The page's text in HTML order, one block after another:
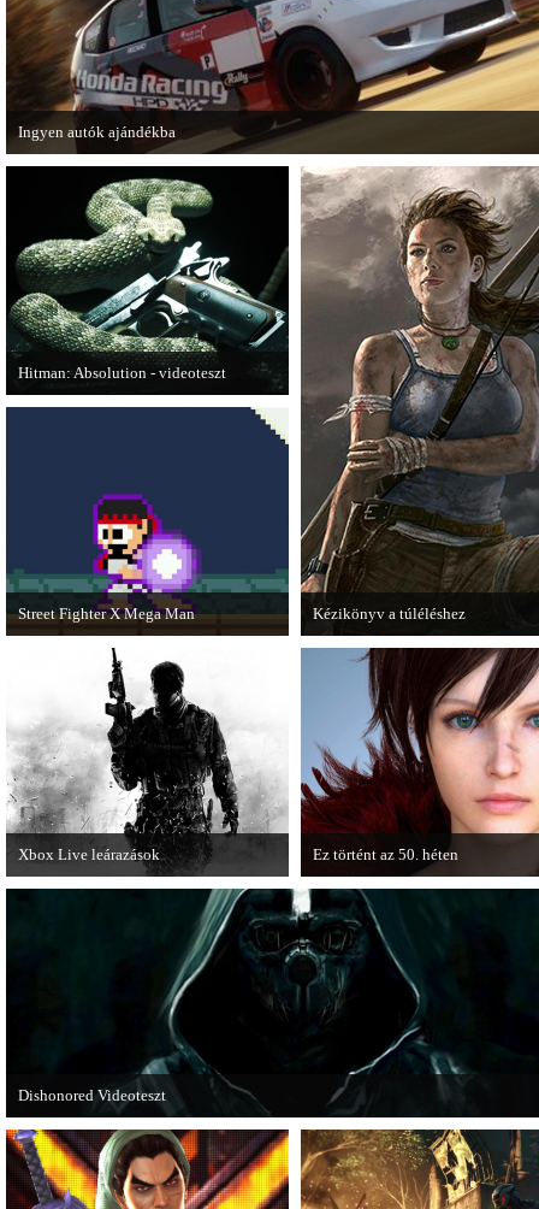
Ingyen autók ajándékba
A Forza Horizon készítői ingyenesen letölthető autókkal kedveskednek a
Hitman: Absolution - videoteszt
A PC Gurutól Bate és Chris mutatják be
Kézikönyv a túléléshez
A Tomb Raider sem ússza meg a
manapság már kötelező
Street Fighter X Mega Man
A Capcom ismert karakterei ismét
összecsapnak - ingyenesen letölthető a
Street Fighter X Mega Man.
Xbox Live leárazások
December 18-án az Xbox Live
rendszerében is elkezdődnek a
Ez történt az 50. héten
A héten nagyot villantottak a
fejlesztők. A Phamtom Pain
Square Enix techdemója is ütött.
Dishonored Videoteszt
Chris és Wilson bemutatja a 2012-es év egyik legnagyobb meglepetését.
Dishonored videoteszt!